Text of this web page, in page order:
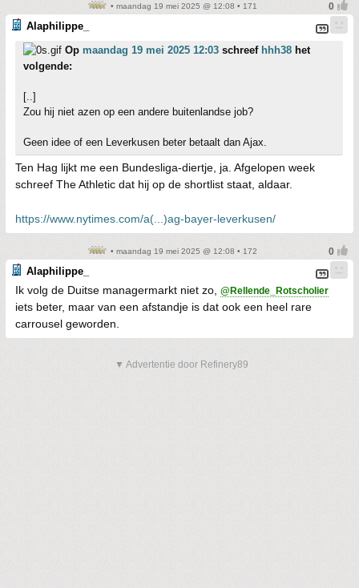
• maandag 19 mei 2025 @ 12:08 • 171
Alaphilippe_
Op maandag 19 mei 2025 12:03 schreef hhh38 het
volgende:
[..]
Zou hij niet azen op een andere buitenlandse job?
Geen idee of een Leverkusen beter betaalt dan Ajax.
Ten Hag lijkt me een Bundesliga-diertje, ja. Afgelopen week
schreef The Athletic dat hij op de shortlist staat, aldaar.
https://www.nytimes.com/a(...)ag-bayer-leverkusen/
• maandag 19 mei 2025 @ 12:08 • 172
Alaphilippe_
Ik volg de Duitse managermarkt niet zo, @Rellende_Rotscholier
iets beter, maar van een afstandje is dat ook een heel rare
carrousel geworden.
▼ Advertentie door Refinery89